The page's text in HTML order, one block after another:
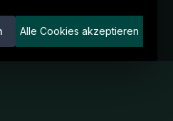
Alle Cookies akzeptieren